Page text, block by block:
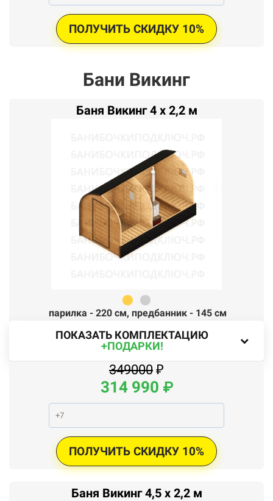
ПОЛУЧИТЬ СКИДКУ 10%
Бани Викинг
Баня Викинг 4 x 2,2 м
парилка - 220 см, предбанник - 145 см
ПОКАЗАТЬ КОМПЛЕКТАЦИЮ
+ПОДАРКИ!
349000 ₽
314 990 ₽
ПОЛУЧИТЬ СКИДКУ 10%
Баня Викинг 4,5 x 2,2 м